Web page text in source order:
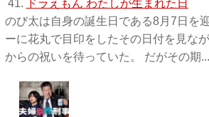
41. ドラえもん わたしが生まれた日
のび太は自身の誕生日である8月7日を
ーに花丸で目印をしたその日付を見な
からの祝いを待っていた。 だがその期...